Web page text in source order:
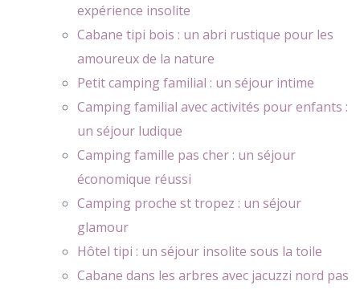
expérience insolite
Cabane tipi bois : un abri rustique pour les
amoureux de la nature
Petit camping familial : un séjour intime
Camping familial avec activités pour enfants :
un séjour ludique
Camping famille pas cher : un séjour
économique réussi
Camping proche st tropez : un séjour
glamour
Hôtel tipi : un séjour insolite sous la toile
Cabane dans les arbres avec jacuzzi nord pas